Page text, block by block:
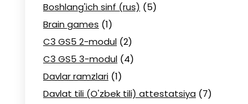
Boshlang'ich sinf (rus) (5)
Brain games (1)
C3 GS5 2-modul (2)
C3 GS5 3-modul (4)
Davlar ramzlari (1)
Davlat tili (O'zbek tili) attestatsiya (7)